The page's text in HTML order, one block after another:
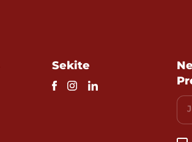
Sekite